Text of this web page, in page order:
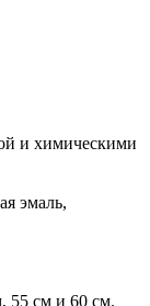
и химическими
эмаль,
55 см и 60 см.